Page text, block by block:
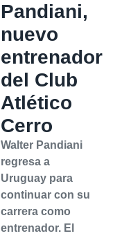
Pandiani,
nuevo
entrenador
del Club
Atlético
Cerro
Walter Pandiani
regresa a
Uruguay para
continuar con su
carrera como
entrenador. El